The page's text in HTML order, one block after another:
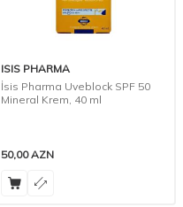
ISIS PHARMA
İsis Pharma Uveblock SPF 50
Mineral Krem, 40 ml
50,00AZN